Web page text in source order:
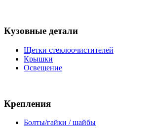
Кузовные детали
Щетки стеклоочистителей
Крышки
Освещение
Крепления
Болты/гайки / шайбы